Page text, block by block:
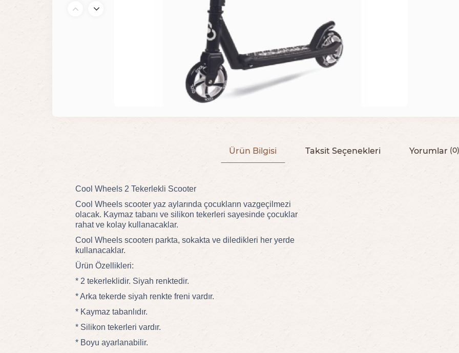
Ürün Bilgisi Taksit Seçenekleri Yorumlar (0)
Cool Wheels 2 Tekerlekli Scooter
Cool Wheels scooter yaz aylarında çocukların vazgeçilmezi
olacak. Kaymaz tabanı ve silikon tekerleri sayesinde çocuklar
rahat ve kolay kullanacaklar.
Cool Wheels scooterı parkta, sokakta ve diledikleri her yerde
kullanacaklar.
Ürün Özellikleri:
* 2 tekerleklidir. Siyah renktedir.
* Arka tekerde siyah renkte freni vardır.
* Kaymaz tabanlıdır.
* Silikon tekerleri vardır.
* Boyu ayarlanabilir.